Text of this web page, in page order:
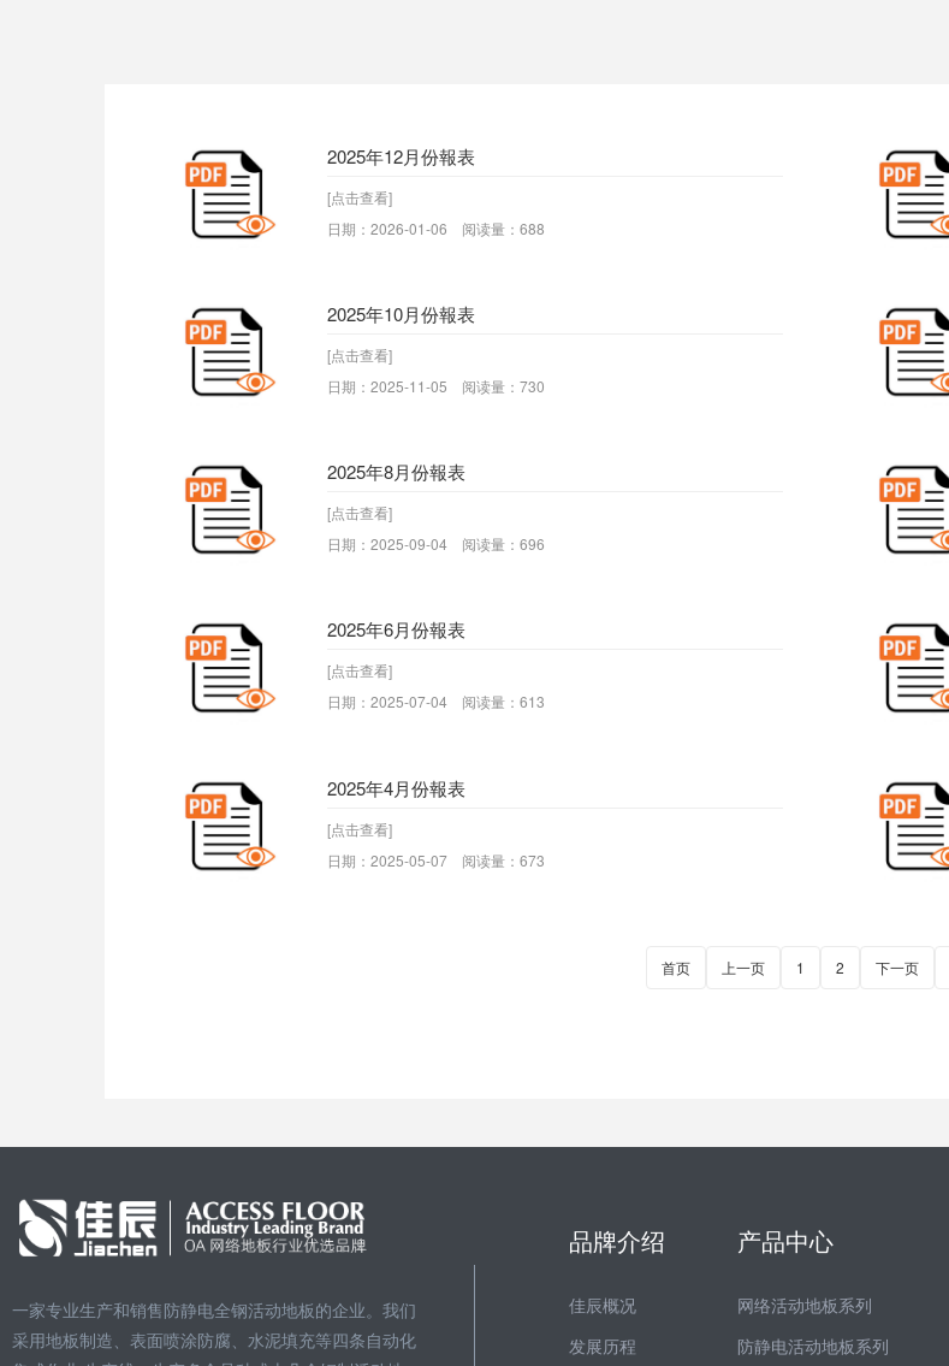
2025年12月份報表
[点击查看]
日期：2026-01-06 阅读量：688
2025年10月份報表
[点击查看]
日期：2025-11-05 阅读量：730
2025年8月份報表
[点击查看]
日期：2025-09-04 阅读量：696
2025年6月份報表
[点击查看]
日期：2025-07-04 阅读量：613
2025年4月份報表
[点击查看]
日期：2025-05-07 阅读量：673
首页 上一页 1 2 下一页
一家专业生产和销售防静电全钢活动地板的企业。我们
采用地板制造、表面喷涂防腐、水泥填充等四条自动化
品牌介绍
佳辰概况
发展历程
产品中心
网络活动地板系列
防静电活动地板系列